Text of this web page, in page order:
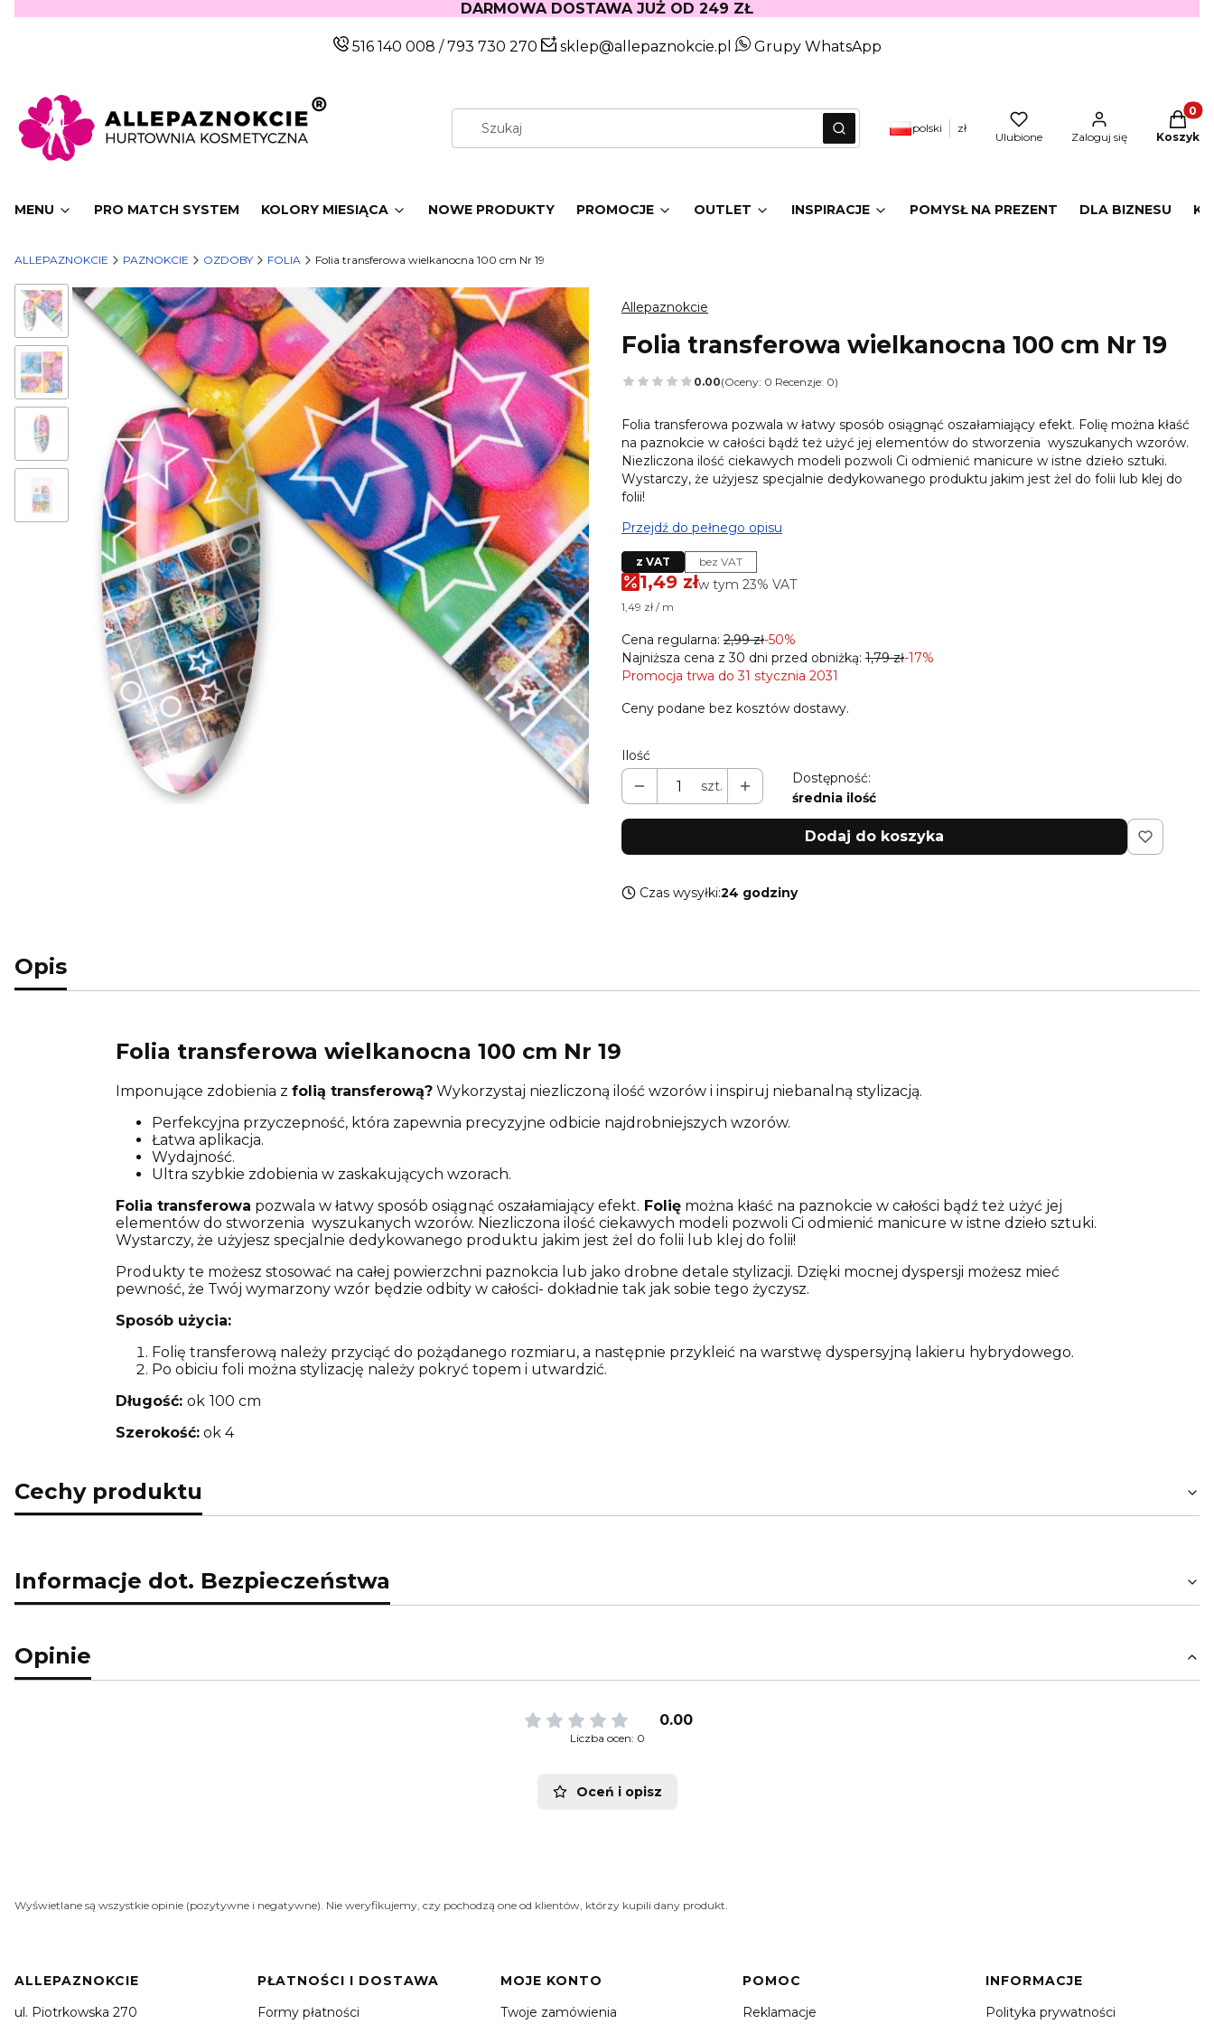
DARMOWA DOSTAWA JUŻ OD 249 ZŁ
516 140 008 /793 730 270 sklep@allepaznokcie.pl Grupy WhatsApp
WyczyśćSzukaj polski zł
Ulubione Zaloguj się Koszyk
MENU PRO MATCH SYSTEM KOLORY MIESIĄCA NOWE PRODUKTY PROMOCJE OUTLET INSPIRACJE POMYSŁ NA PREZENT DLA BIZNESU
ALLEPAZNOKCIE PAZNOKCIE OZDOBY FOLIA Folia transferowa wielkanocna 100 cm Nr 19
Allepaznokcie
Folia transferowa wielkanocna 100 cm Nr 19
0.00(Oceny: 0 Recenzje: 0)
Przejdź do sekcji Opinie
Folia transferowa pozwala w łatwy sposób osiągnąć oszałamiający efekt. Folię można kłaść
na paznokcie w całości bądź też użyć jej elementów do stworzenia wyszukanych wzorów.
Niezliczona ilość ciekawych modeli pozwoli Ci odmienić manicure w istne dzieło sztuki.
Wystarczy, że użyjesz specjalnie dedykowanego produktu jakim jest żel do folii lub klej do
folii!
Przejdź do pełnego opisu
z VAT bez VAT
1,49 złw tym 23% VAT
w tym 23% VAT
1,49 zł / m
Cena regularna: 2,99 zł-50%
Najniższa cena z 30 dni przed obniżką: 1,79 zł-17%
Promocja trwa do 31 stycznia 2031
Ceny podane bez kosztów dostawy.
Ilość
szt.
Dostępność:
średnia ilość
Dodaj do koszyka
Czas wysyłki:24 godziny
Opis
Folia transferowa wielkanocna 100 cm Nr 19
Imponujące zdobienia z folią transferową? Wykorzystaj niezliczoną ilość wzorów i inspiruj niebanalną stylizacją.
Perfekcyjna przyczepność, która zapewnia precyzyjne odbicie najdrobniejszych wzorów.
Łatwa aplikacja.
Wydajność.
Ultra szybkie zdobienia w zaskakujących wzorach.
Folia transferowa pozwala w łatwy sposób osiągnąć oszałamiający efekt. Folię można kłaść na paznokcie w całości bądź też użyć jej
elementów do stworzenia wyszukanych wzorów. Niezliczona ilość ciekawych modeli pozwoli Ci odmienić manicure w istne dzieło sztuki.
Wystarczy, że użyjesz specjalnie dedykowanego produktu jakim jest żel do folii lub klej do folii!
Produkty te możesz stosować na całej powierzchni paznokcia lub jako drobne detale stylizacji. Dzięki mocnej dyspersji możesz mieć
pewność, że Twój wymarzony wzór będzie odbity w całości- dokładnie tak jak sobie tego życzysz.
Sposób użycia:
Folię transferową należy przyciąć do pożądanego rozmiaru, a następnie przykleić na warstwę dyspersyjną lakieru hybrydowego.
Po obiciu foli można stylizację należy pokryć topem i utwardzić.
Długość: ok 100 cm
Szerokość: ok 4
Cechy produktu
Informacje dot. Bezpieczeństwa
Opinie
0.00
Liczba ocen: 0
Oceń i opisz
Wyświetlane są wszystkie opinie (pozytywne i negatywne). Nie weryfikujemy, czy pochodzą one od klientów, którzy kupili dany produkt.
Linki w stopce
ALLEPAZNOKCIE
ul. Piotrkowska 270
PŁATNOŚCI I DOSTAWA
Formy płatności
MOJE KONTO
Twoje zamówienia
POMOC
Reklamacje
INFORMACJE
Polityka prywatności